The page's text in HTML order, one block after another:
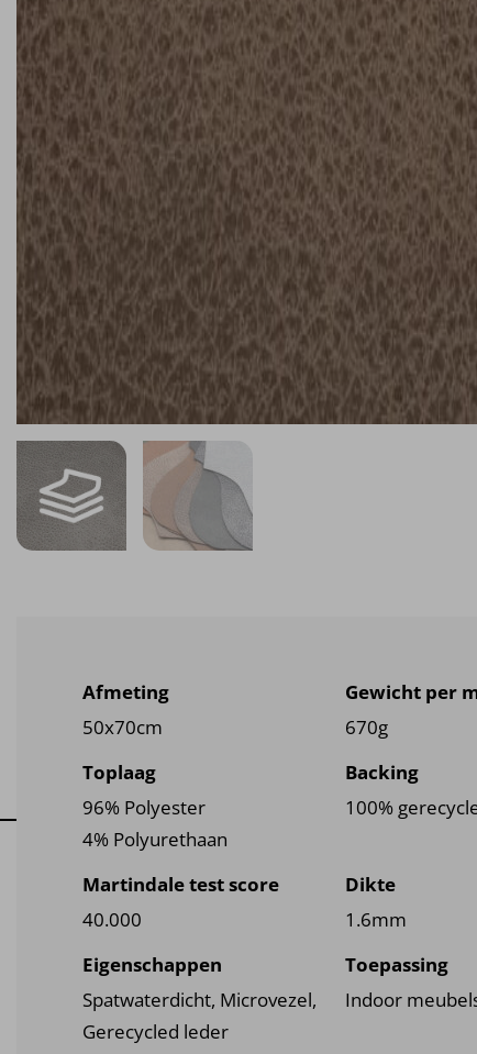
Afmeting
50x70cm
Gewicht per
670g
Toplaag
96% Polyester
4% Polyurethaan
Backing
100%
Martindale test score
40.000
Dikte
1.6mm
Eigenschappen
Spatwaterdicht, Microvezel,
Gerecycled leder
Toepassing
Indoor